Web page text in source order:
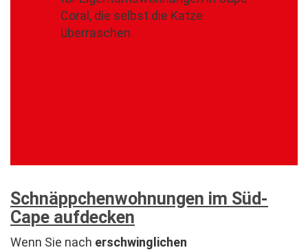
Schnäppchenwohnungen im Süd-
Cape aufdecken
Wenn Sie nach erschwinglichen